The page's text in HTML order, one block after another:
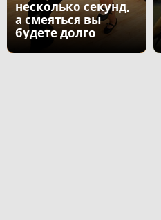
несколько секунд,
а смеяться вы
будете долго